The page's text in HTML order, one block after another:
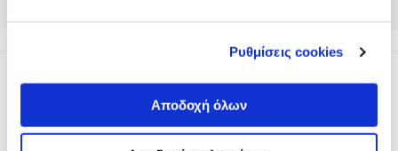
Ρυθμίσεις cookies
Αποδοχή όλων
Συναγωνισμού τμήμα Podcast.